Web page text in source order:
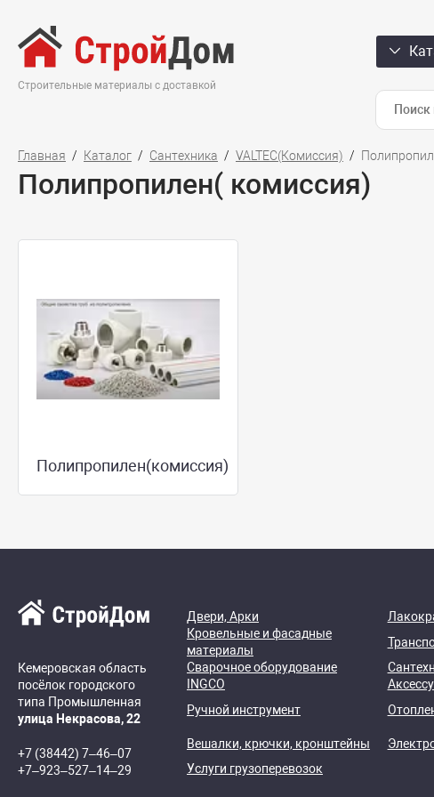
Строительные материалы с доставкой
Главная Каталог Сантехника VALTEC(Комиссия)
Полипропилен( комиссия)
Полипропилен(комиссия)
Кемеровская область
посёлок городского
типа Промышленная
улица Некрасова, 22
+7 (38442) 7‒46‒07
+7‒923‒527‒14‒29
Двери, Арки
Кровельные и фасадные
материалы
Сварочное оборудование
INGCO
Ручной инструмент
Вешалки, крючки, кронштейны
Услуги грузоперевозок